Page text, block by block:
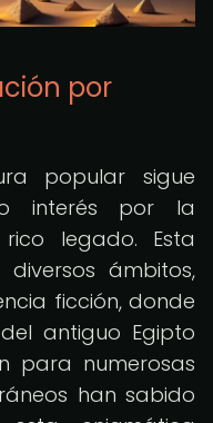
por
popular sigue
interés por la
legado. Esta
ámbitos,
ficción, donde
antiguo Egipto
para numerosas
han sabido